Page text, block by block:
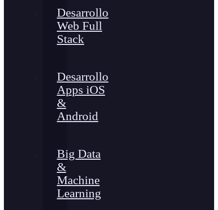
Desarrollo
Web Full
Stack
Desarrollo
Apps iOS
&
Android
Big Data
&
Machine
Learning